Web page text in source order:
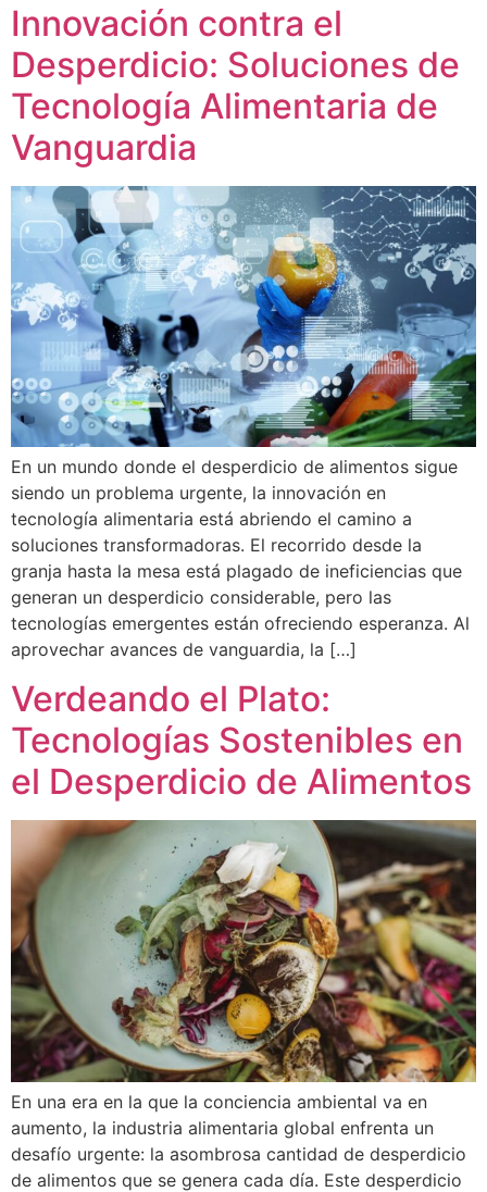
Innovación contra el
Desperdicio: Soluciones de
Tecnología Alimentaria de
Vanguardia
En un mundo donde el desperdicio de alimentos sigue
siendo un problema urgente, la innovación en
tecnología alimentaria está abriendo el camino a
soluciones transformadoras. El recorrido desde la
granja hasta la mesa está plagado de ineficiencias que
generan un desperdicio considerable, pero las
tecnologías emergentes están ofreciendo esperanza. Al
aprovechar avances de vanguardia, la […]
Verdeando el Plato:
Tecnologías Sostenibles en
el Desperdicio de Alimentos
En una era en la que la conciencia ambiental va en
aumento, la industria alimentaria global enfrenta un
desafío urgente: la asombrosa cantidad de desperdicio
de alimentos que se genera cada día. Este desperdicio